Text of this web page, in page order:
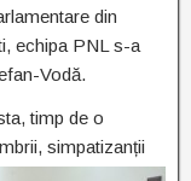
din
echipa PNL s-a
Vodă.
timp de o
simpatizanții